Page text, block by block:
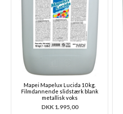
Mapei Mapelux Lucida 10 kg.
Filmdannende slidstærk blank
metallisk voks
DKK 1.995,00